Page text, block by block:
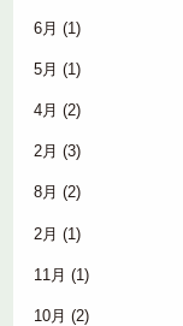
6月 (1)
5月 (1)
4月 (2)
2月 (3)
8月 (2)
2月 (1)
11月 (1)
10月 (2)